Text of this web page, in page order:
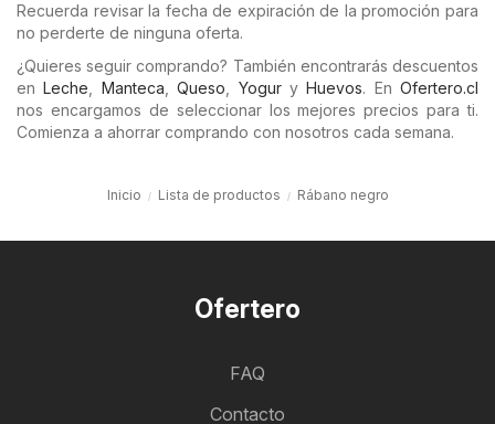
Recuerda revisar la fecha de expiración de la promoción para
no perderte de ninguna oferta.
¿Quieres seguir comprando? También encontrarás descuentos
enLeche Manteca ,Queso YoguryHuevos. En Ofertero.cl
nos encargamos de seleccionar los mejores precios para ti.
Comienza a ahorrar comprando con nosotros cada semana.
Inicio Lista de productos Rábano negro
Ofertero
FAQ
Contacto